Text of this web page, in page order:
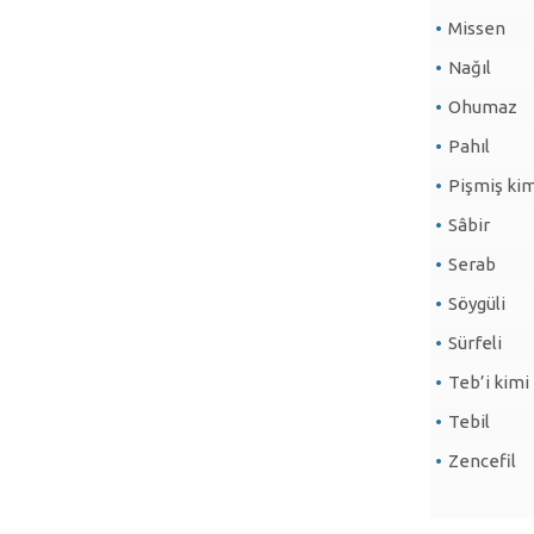
Missen
Nağıl
Ohumaz
Pahıl
Pişmiş
Sâbir
Serab
Söygüli
Sürfeli
Teb’i kimi
Tebil
Zencefil